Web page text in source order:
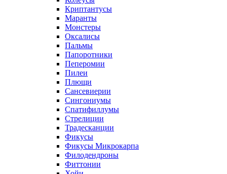
Криптантусы
Маранты
Монстеры
Оксалисы
Пальмы
Папоротники
Пеперомии
Пилеи
Плющи
Сансевиерии
Сингониумы
Спатифиллумы
Стрелиции
Традесканции
Фикусы
Фикусы Микрокарпа
Филодендроны
Фиттонии